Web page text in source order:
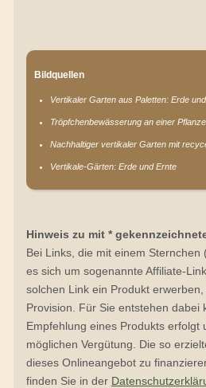
Bildquellen
Vertikaler Garten aus Paletten: Erde
Tröpfchenbewässerung an einer
Nachhaltiger vertikaler Garten mit
Vertikale-Gärten: Erde und Ernte
Hinweis zu mit *
Bei Links, die mit einem
es sich um sogenannte Affiliate-
solchen Link ein Produkt
Provision. Für Sie entstehen dabei
Empfehlung eines Produkts erfolgt
möglichen Vergütung. Die so
dieses Onlineangebot zu
finden Sie in der